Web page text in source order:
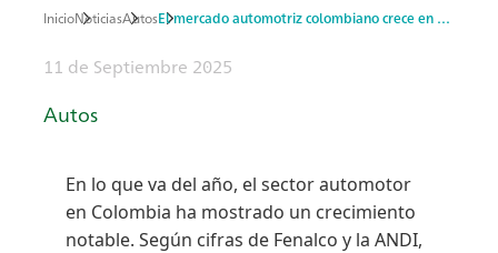
Ruta
de
navegación
InicioNoticiasAutos El mercado automotriz colombiano crece en 2025
11 de Septiembre 2025
Autos
En lo que va del año, el sector automotor
en Colombia ha mostrado un crecimiento
notable. Según cifras de Fenalco y la ANDI,